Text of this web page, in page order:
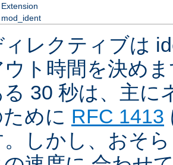
Extension
mod_ident
ィレクティブは
ウト時間を決め
30 秒は、主に
めに RFC 1413
。しかし、おそ